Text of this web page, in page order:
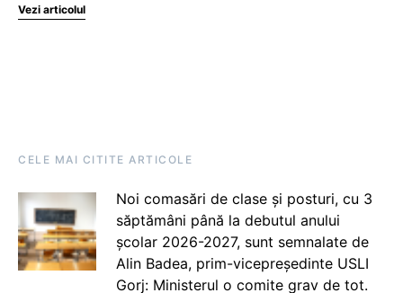
Vezi articolul
CELE MAI CITITE ARTICOLE
Noi comasări de clase și posturi, cu 3
săptămâni până la debutul anului
școlar 2026-2027, sunt semnalate de
Alin Badea, prim-vicepreședinte USLI
Gorj: Ministerul o comite grav de tot.